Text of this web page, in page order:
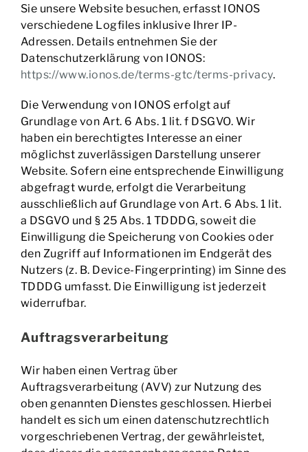
Sie unsere Website besuchen, erfasst IONOS
verschiedene Logfiles inklusive Ihrer IP-
Adressen. Details entnehmen Sie der
Datenschutzerklärung von IONOS:
https://www.ionos.de/terms-gtc/terms-privacy.
Die Verwendung von IONOS erfolgt auf
Grundlage von Art. 6 Abs. 1 lit. f DSGVO. Wir
haben ein berechtigtes Interesse an einer
möglichst zuverlässigen Darstellung unserer
Website. Sofern eine entsprechende Einwilligung
abgefragt wurde, erfolgt die Verarbeitung
ausschließlich auf Grundlage von Art. 6 Abs. 1 lit.
a DSGVO und § 25 Abs. 1 TDDDG, soweit die
Einwilligung die Speicherung von Cookies oder
den Zugriff auf Informationen im Endgerät des
Nutzers (z. B. Device-Fingerprinting) im Sinne des
TDDDG umfasst. Die Einwilligung ist jederzeit
widerrufbar.
Auftragsverarbeitung
Wir haben einen Vertrag über
Auftragsverarbeitung (AVV) zur Nutzung des
oben genannten Dienstes geschlossen. Hierbei
handelt es sich um einen datenschutzrechtlich
vorgeschriebenen Vertrag, der gewährleistet,